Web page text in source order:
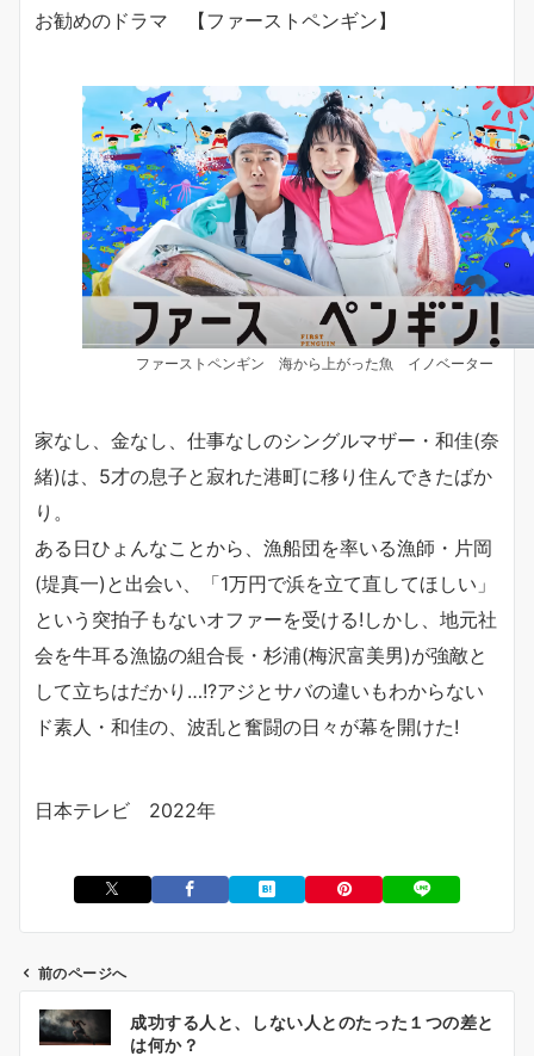
お勧めのドラマ 【ファーストペンギン】
ファーストペンギン 海から上がった魚 イノベーター
家なし、金なし、仕事なしのシングルマザー・和佳(奈
緒)は、5才の息子と寂れた港町に移り住んできたばか
り。
ある日ひょんなことから、漁船団を率いる漁師・片岡
(堤真一)と出会い、「1万円で浜を立て直してほしい」
という突拍子もないオファーを受ける!しかし、地元社
会を牛耳る漁協の組合長・杉浦(梅沢富美男)が強敵と
して立ちはだかり…!?アジとサバの違いもわからない
ド素人・和佳の、波乱と奮闘の日々が幕を開けた!
日本テレビ 2022年
前のページへ
成功する人と、しない人とのたった１つの差と
は何か？